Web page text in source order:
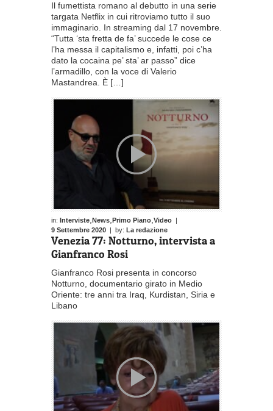
Il fumettista romano al debutto in una serie
targata Netflix in cui ritroviamo tutto il suo
immaginario. In streaming dal 17 novembre.
“Tutta ‘sta fretta de fa’ succede le cose ce
l’ha messa il capitalismo e, infatti, poi c’ha
dato la cocaina pe’ sta’ ar passo” dice
l’armadillo, con la voce di Valerio
Mastandrea. È […]
in: Interviste News Primo Piano Video |
9 Settembre 2020 | by: La redazione
Venezia 77: Notturno, intervista a
Gianfranco Rosi
Gianfranco Rosi presenta in concorso
Notturno, documentario girato in Medio
Oriente: tre anni tra Iraq, Kurdistan, Siria e
Libano